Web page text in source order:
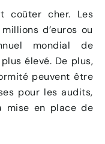
coûter cher. Les
d’euros ou
mondial de
élevé. De plus,
peuvent être
pour les audits,
mise en place de